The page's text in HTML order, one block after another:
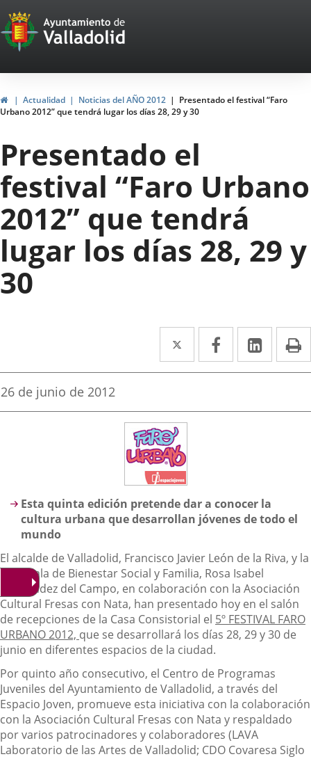
Portal
Web
del
Ayuntamiento
de
Valladolid
HomeActualidad Noticias del AÑO 2012
Presentado el festival “Faro
Urbano 2012” que tendrá lugar los días 28, 29 y 30
Presentado el
festival “Faro Urbano
2012” que tendrá
lugar los días 28, 29 y
30
Twitter
Enlace
a
aplicación
Facebook
Enlace
a
aplicación
Enlace
a
Fecha
la
26 de junio de 2012
Descripción
Esta quinta edición pretende dar a conocer la
cultura urbana que desarrollan jóvenes de todo el
mundo
El alcalde de Valladolid, Francisco Javier León de la Riva, y la
concejala de Bienestar Social y Familia, Rosa Isabel
Hernández del Campo, en colaboración con la Asociación
Cultural Fresas con Nata, han presentado hoy en el salón
de recepciones de la Casa Consistorial el 5º FESTIVAL FARO
URBANO 2012, que se desarrollará los días 28, 29 y 30 de
junio en diferentes espacios de la ciudad.
Por quinto año consecutivo, el Centro de Programas
Juveniles del Ayuntamiento de Valladolid, a través del
Espacio Joven, promueve esta iniciativa con la colaboración
con la Asociación Cultural Fresas con Nata y respaldado
por varios patrocinadores y colaboradores (LAVA
Laboratorio de las Artes de Valladolid; CDO Covaresa Siglo